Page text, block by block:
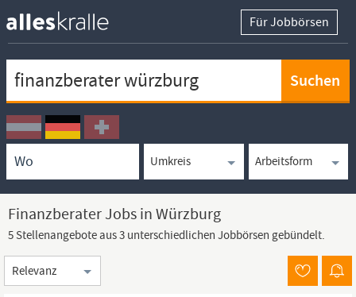
Für Jobbörsen
Ortssuche
Umkreissuche
Arbeitsform
Finanzberater Jobs in Würzburg
5 Stellenangebote aus 3 unterschiedlichen Jobbörsen gebündelt.
Sortierung